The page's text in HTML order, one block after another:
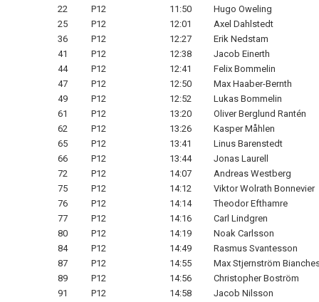
22
P12 11:50
Hugo Oweling
25
P12 12:01
Axel Dahlstedt
36
P12 12:27
Erik Nedstam
41
P12 12:38
Jacob Einerth
44
P12 12:41
Felix Bommelin
47
P12 12:50
Max Haaber-Bernth
49
P12 12:52
Lukas Bommelin
61
P12 13:20
Oliver Berglund Rantén
62
P12 13:26
Kasper Måhlen
65
P12 13:41
Linus Barenstedt
66
P12 13:44
Jonas Laurell
72
P12 14:07
Andreas Westberg
75
P12 14:12
Viktor Wolrath Bonnevier
76
P12 14:14
Theodor Efthamre
77
P12 14:16
Carl Lindgren
80
P12 14:19
Noak Carlsson
84
P12 14:49
Rasmus Svantesson
87
P12 14:55
Max Stjernström
89
P12 14:56
Christopher Boström
91
P12 14:58
Jacob Nilsson